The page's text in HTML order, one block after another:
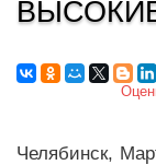
Челябинск,